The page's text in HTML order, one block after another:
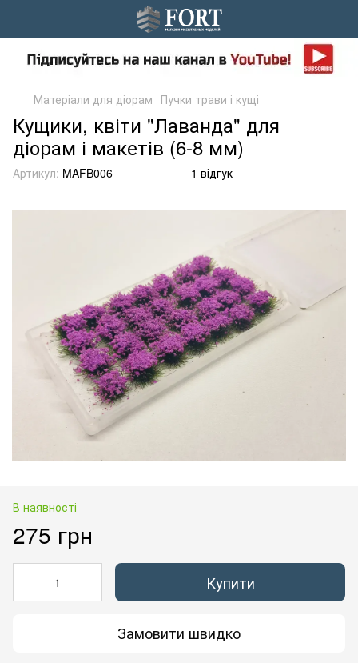
Матеріали для діорам Пучки трави і кущі
Кущики, квіти "Лаванда" для
діорам і макетів (6-8 мм)
Артикул: MAFB006 1 відгук
В наявності
275 грн
Купити
Замовити швидко